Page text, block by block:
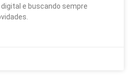
e buscando sempre